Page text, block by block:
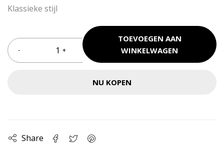
Klassieke stijl
TOEVOEGEN AAN
WINKELWAGEN
NU KOPEN
Share